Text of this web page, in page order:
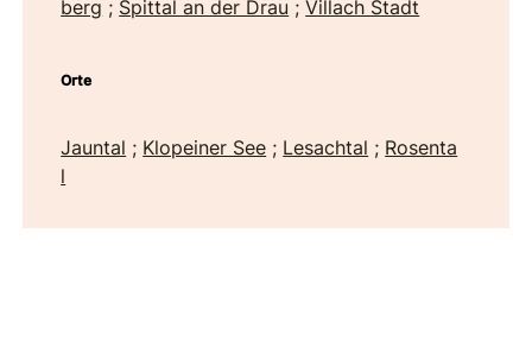
berg ; Spittal an der Drau ;Villach Stadt
Orte
Jauntal ; Klopeiner See ; Lesachtal ; Rosenta
l